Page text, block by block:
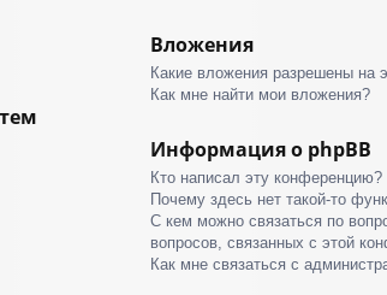
Вложения
Какие вложения разрешены на
Как мне найти мои вложения?
Информация о phpBB
Кто написал эту конференцию?
Почему здесь нет такой-то
С кем можно связаться по
вопросов, связанных с этой
Как мне связаться с